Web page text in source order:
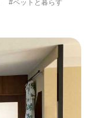
#ペットと暮らす